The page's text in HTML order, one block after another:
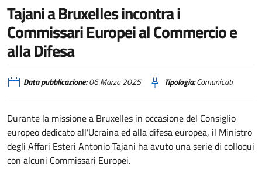
Tajani a Bruxelles incontra i
Commissari Europei al Commercio e
alla Difesa
Data pubblicazione:06 Marzo 2025 Tipologia:Comunicati
Durante la missione a Bruxelles in occasione del Consiglio
europeo dedicato all’Ucraina ed alla difesa europea, il Ministro
degli Affari Esteri Antonio Tajani ha avuto una serie di colloqui
con alcuni Commissari Europei.